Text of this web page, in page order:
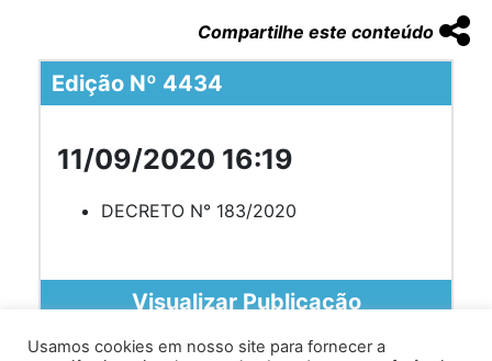
Compartilhe este conteúdo
Edição Nº 4434
11/09/2020 16:19
DECRETO N° 183/2020
Visualizar Publicação
Usamos cookies em nosso site para fornecer a